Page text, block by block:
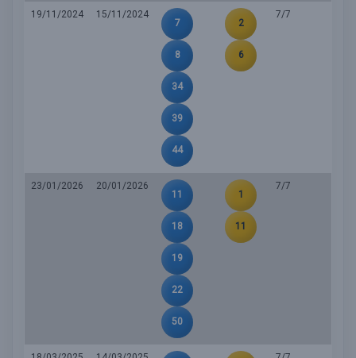
19/11/2024
15/11/2024
7
8
34
39
44
2
6
7/7
23/01/2026
20/01/2026
11
18
19
22
50
1
11
7/7